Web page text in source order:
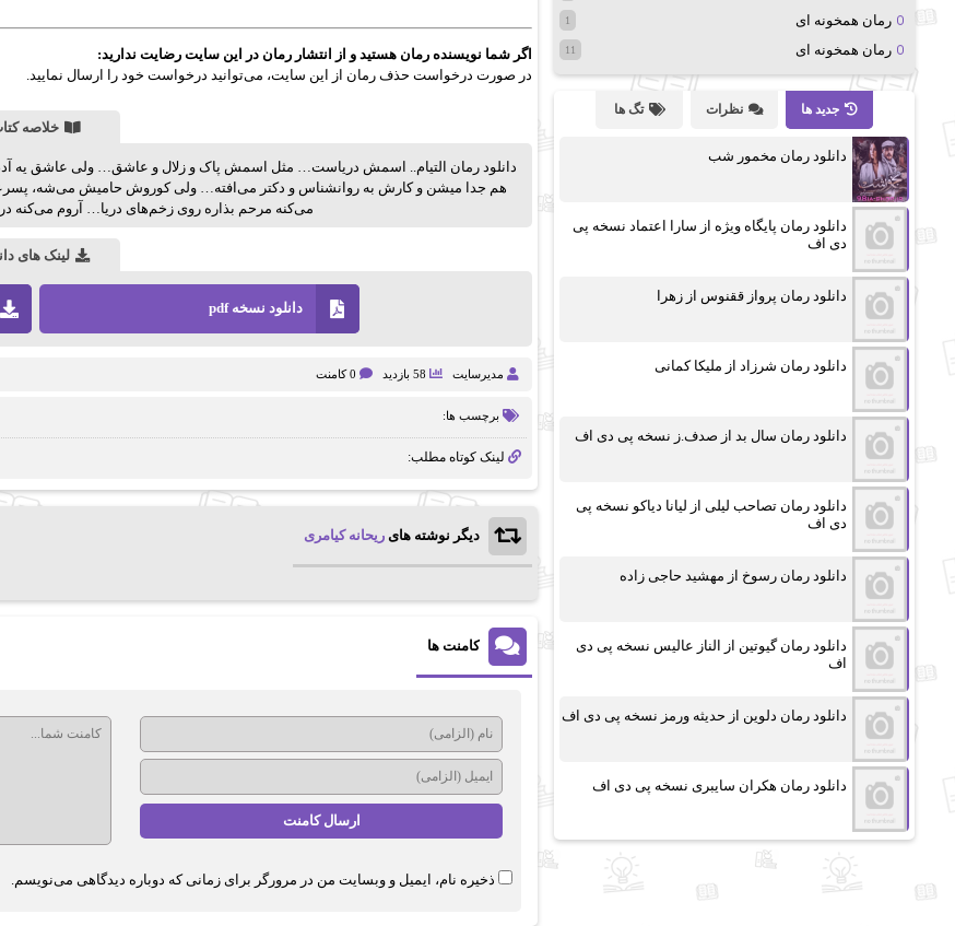
اگر شما نویسنده رمان هستید و از انتشار رمان در این سایت رضایت ندارید:
در صورت درخواست حذف رمان از این سایت، می‌توانید درخواست خود را ارسال نمایید.
خلاصه
دانلود رمان التیام.. اسمش دریاست… مثل اسمش پاک و زلال و عاشق… ولی عاشق یه
هم جدا میشن و کارش به روانشناس و دکتر می‌افته… ولی کوروش حامیش می‌شه،
می‌کنه مرحم بذاره روی زخم‌های دریا… آروم می‌کنه
لینک های
دانلود نسخه pdf
مدیرسایت 58 بازدید 0 کامنت
برچسب ها:
لینک کوتاه مطلب:
دیگر نوشته های ریحانه کیامری
کامنت ها
ذخیره نام، ایمیل و وبسایت من در مرورگر برای زمانی که دوباره دیدگاهی می‌نویسم.
رمان همخونه ای 1
رمان همخونه ای 11
جدید ها نظرات تگ ها
دانلود رمان مخمور شب
دانلود رمان پایگاه ویژه از سارا اعتماد نسخه پی
دی اف
دانلود رمان پرواز ققنوس از زهرا
دانلود رمان شرزاد از ملیکا کمانی
دانلود رمان سال بد از صدف.ز نسخه پی دی اف
دانلود رمان تصاحب لیلی از لیانا دیاکو نسخه پی
دی اف
دانلود رمان رسوخ از مهشید حاجی زاده
دانلود رمان گیوتین از الناز عالیس نسخه پی دی
اف
دانلود رمان دلوین از حدیثه ورمز نسخه پی دی اف
دانلود رمان هکران سایبری نسخه پی دی اف